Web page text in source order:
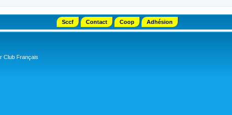
Sccf Contact Coop Adhésion
Club Français